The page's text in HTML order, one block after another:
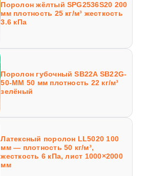
Поролон жёлтый SPG2536S20 200
мм плотность 25 кг/м³ жесткость
3.6 кПа
Поролон губочный SB22A SB22G-
50-MM 50 мм плотность 22 кг/м³
зелёный
Латексный поролон LL5020 100
мм — плотность 50 кг/м³,
жесткость 6 кПа, лист 1000×2000
мм